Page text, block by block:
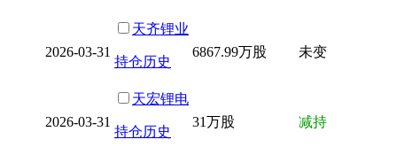
2026-03-31
天齐锂业
持仓历史
6867.99万股 未变
2026-03-31
天宏锂电
持仓历史
31万股 减持